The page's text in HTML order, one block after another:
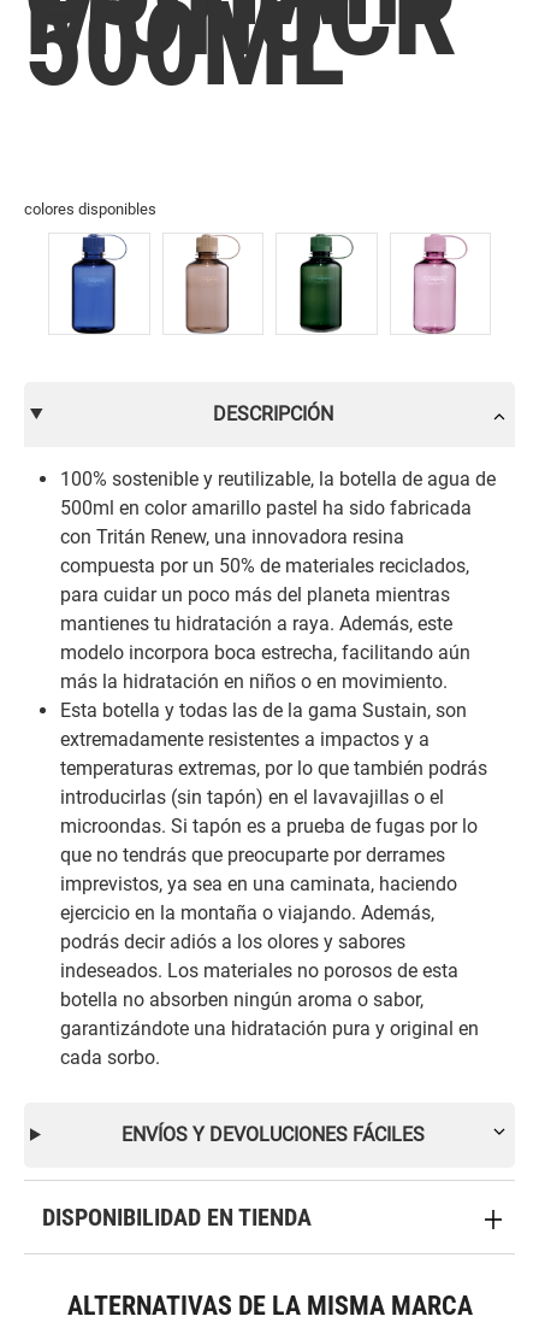
500ML
colores disponibles
DESCRIPCIÓN
100% sostenible y reutilizable, la botella de agua de
500ml en color amarillo pastel ha sido fabricada
con Tritán Renew, una innovadora resina
compuesta por un 50% de materiales reciclados,
para cuidar un poco más del planeta mientras
mantienes tu hidratación a raya. Además, este
modelo incorpora boca estrecha, facilitando aún
más la hidratación en niños o en movimiento.
Esta botella y todas las de la gama Sustain, son
extremadamente resistentes a impactos y a
temperaturas extremas, por lo que también podrás
introducirlas (sin tapón) en el lavavajillas o el
microondas. Si tapón es a prueba de fugas por lo
que no tendrás que preocuparte por derrames
imprevistos, ya sea en una caminata, haciendo
ejercicio en la montaña o viajando. Además,
podrás decir adiós a los olores y sabores
indeseados. Los materiales no porosos de esta
botella no absorben ningún aroma o sabor,
garantizándote una hidratación pura y original en
cada sorbo.
ENVÍOS Y DEVOLUCIONES FÁCILES
DISPONIBILIDAD EN TIENDA
ALTERNATIVAS DE LA MISMA MARCA